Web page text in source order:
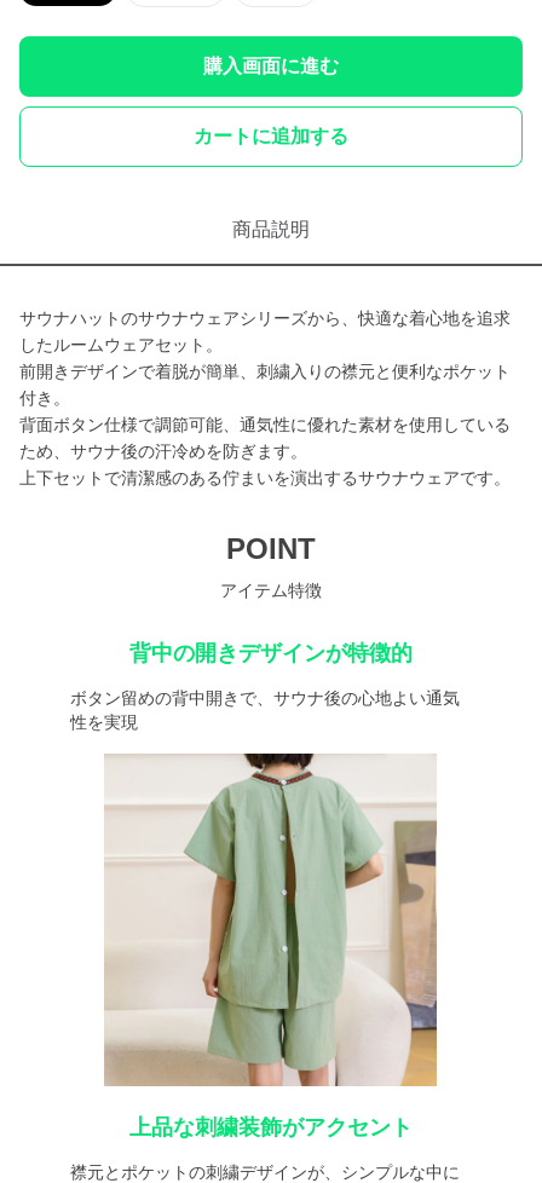
購入画面に進む
カートに追加する
商品説明
サウナハットのサウナウェアシリーズから、快適な着心地を追求
したルームウェアセット。
前開きデザインで着脱が簡単、刺繍入りの襟元と便利なポケット
付き。
背面ボタン仕様で調節可能、通気性に優れた素材を使用している
ため、サウナ後の汗冷めを防ぎます。
上下セットで清潔感のある佇まいを演出するサウナウェアです。
POINT
アイテム特徴
背中の開きデザインが特徴的
ボタン留めの背中開きで、サウナ後の心地よい通気
性を実現
上品な刺繍装飾がアクセント
襟元とポケットの刺繍デザインが、シンプルな中に